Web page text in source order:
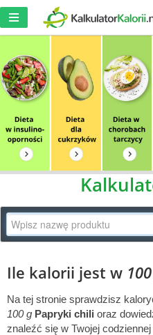
Ile kalorii jest w
Na tej stronie sprawdzisz
100 g Papryki chili oraz
znaleźć się w Twojej codziennej